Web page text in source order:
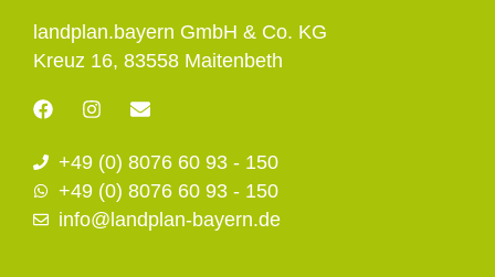
landplan.bayern GmbH & Co. KG
Kreuz 16, 83558 Maitenbeth
F
a
e
b
o
o
I
n
t
a
g
r
E
e
l
o
p
+49 (0) 8076 60 93 - 150
+49 (0) 8076 60 93 - 150
info@landplan-bayern.de